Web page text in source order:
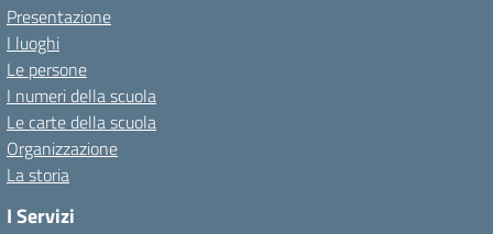
Presentazione
I luoghi
Le persone
I numeri della scuola
Le carte della scuola
Organizzazione
La storia
I Servizi